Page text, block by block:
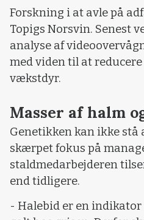
Forskning i at avle på
Topigs Norsvin. Senest
analyse af
med viden til at
vækstdyr.
Masser af halm
Genetikken kan ikke stå
skærpet fokus på
staldmedarbejderen
end tidligere.
- Halebid er en indikator